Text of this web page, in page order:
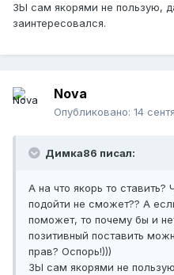
ЗЫ сам якорями не пользую,
заинтересовался.
Nova
Опубликовано: 14
Димка86 писал:
А на что якорь то
подойти не сможет?? А
поможет, то почему бы и
позитивный поставить
прав? Оспорь!)))
ЗЫ сам якорями не